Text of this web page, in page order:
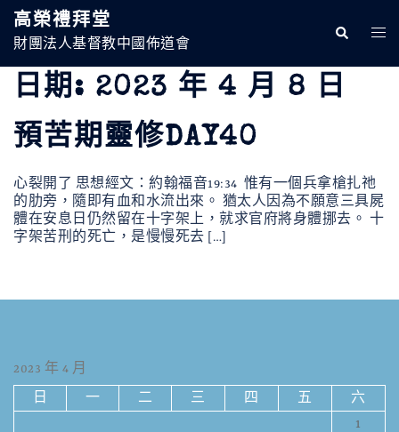
高榮禮拜堂
財團法人基督教中國佈道會
Search
日期: 2023 年 4 月 8 日
預苦期靈修DAY40
心裂開了 思想經文：約翰福音19:34 惟有一個兵拿槍扎祂
的肋旁，隨即有血和水流出來。 猶太人因為不願意三具屍
體在安息日仍然留在十字架上，就求官府將身體挪去。 十
字架苦刑的死亡，是慢慢死去 […]
2023 年 4 月
日 一 二 三 四 五
六
1